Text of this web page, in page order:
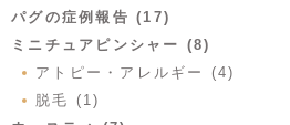
パグの症例報告 (17)
ミニチュアピンシャー (8)
アトピー・アレルギー (4)
脱毛 (1)